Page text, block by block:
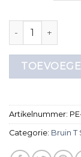
bruin t shirt
Artikelnummer:
Categorie: Bruin T